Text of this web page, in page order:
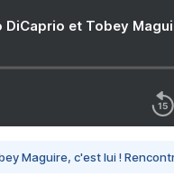
DiCaprio et Tobey
Maguire, c'est lui !